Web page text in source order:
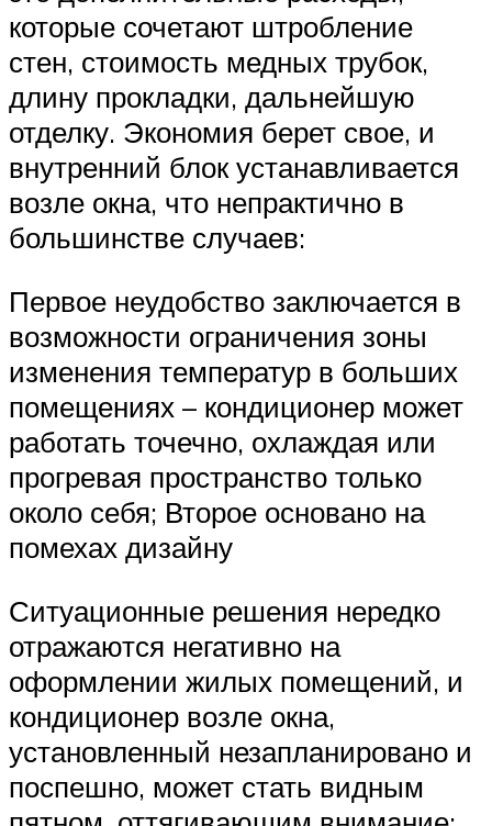
которые сочетают штробление
стен, стоимость медных трубок,
длину прокладки, дальнейшую
отделку. Экономия берет свое, и
внутренний блок устанавливается
возле окна, что непрактично в
большинстве случаев:
Первое неудобство заключается в
возможности ограничения зоны
изменения температур в больших
помещениях – кондиционер может
работать точечно, охлаждая или
прогревая пространство только
около себя; Второе основано на
помехах дизайну
Ситуационные решения нередко
отражаются негативно на
оформлении жилых помещений, и
кондиционер возле окна,
установленный незапланировано и
поспешно, может стать видным